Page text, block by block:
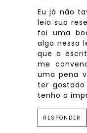
Eu já não
leio sua
foi uma
algo nessa
que a
me
uma pena
ter
tenho a
RESPONDER